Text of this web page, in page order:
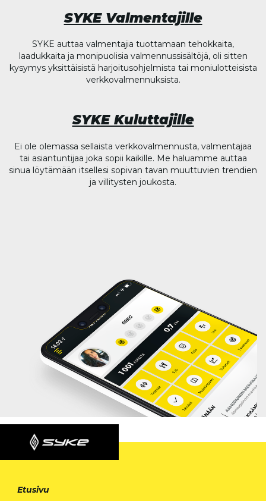
SYKE Valmentajille
SYKE auttaa valmentajia tuottamaan tehokkaita,
laadukkaita ja monipuolisia valmennussisältöjä, oli sitten
kysymys yksittäisistä harjoitusohjelmista tai moniulotteisista
verkkovalmennuksista.
SYKE Kuluttajille
Ei ole olemassa sellaista verkkovalmennusta, valmentajaa
tai asiantuntijaa joka sopii kaikille. Me haluamme auttaa
sinua löytämään itsellesi sopivan tavan muuttuvien trendien
ja villitysten joukosta.
Etusivu